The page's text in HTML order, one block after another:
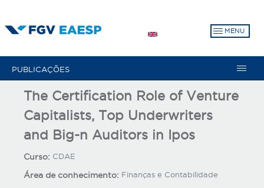
para
MENU
PUBLICAÇÕES
The Certification Role of Venture
Capitalists, Top Underwriters
and Big-n Auditors in Ipos
Curso: CDAE
Área de conhecimento: Finanças e Contabilidade